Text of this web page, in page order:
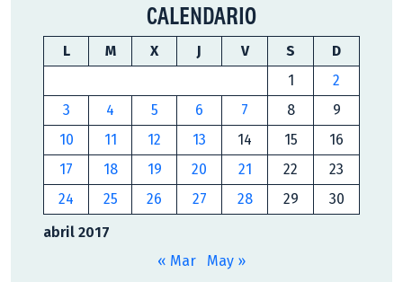
CALENDARIO
abril 2017
L M X J V S
D
1
2
3
4 5 6 7 8
9
10
11 12 13 14 15
16
17
18 19 20 21 22
23
24
25 26 27 28 29 30
« Mar May »